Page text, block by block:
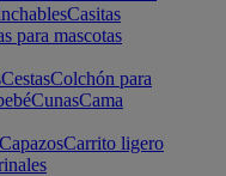
Casitas
para mascotas
CestasColchón para
CunasCama
CapazosCarrito ligero